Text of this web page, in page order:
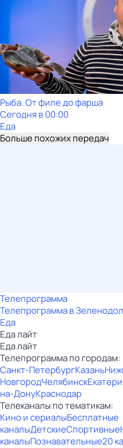
Рыба. От филе до фарша
Сегодня в 00:00
Еда
Больше похожих передач
Телепрограмма
Телепрограмма в
Еда
Еда лайт
Еда лайт
Телепрограмма по городам:
Санкт-ПетербургКазань
НовгородЧелябинск
на-ДонуКраснодар
Телеканалы по тематикам:
Кино и сериалыБесплатные
каналыДетскиеСпортивные
каналыПознавательные20